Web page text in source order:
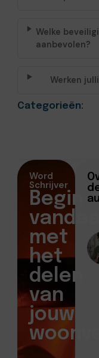
Welke
aanbevolen?
Werken
Categorieën:
Word
Schrijver
Begin
met
het
delen
van
jouw